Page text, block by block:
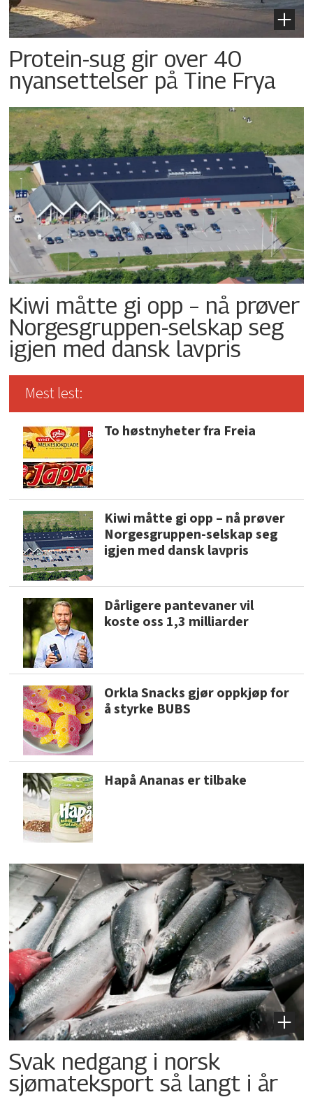
Protein-sug gir over 40
nyansettelser på Tine Frya
Kiwi måtte gi opp – nå prøver
Norgesgruppen-selskap seg
igjen med dansk lavpris
Mest lest:
To høstnyheter fra Freia
Kiwi måtte gi opp – nå prøver
Norgesgruppen-selskap seg
igjen med dansk lavpris
Dårligere pantevaner vil
koste oss 1,3 milliarder
Orkla Snacks gjør oppkjøp for
å styrke BUBS
Hapå Ananas er tilbake
Svak nedgang i norsk
sjømateksport så langt i år